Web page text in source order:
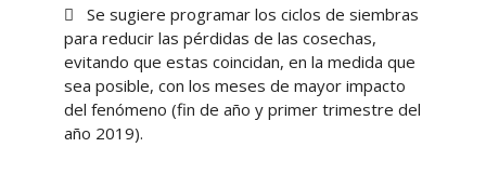
 Se sugiere programar los ciclos de siembras
para reducir las pérdidas de las cosechas,
evitando que estas coincidan, en la medida que
sea posible, con los meses de mayor impacto
del fenómeno (fin de año y primer trimestre del
año 2019).